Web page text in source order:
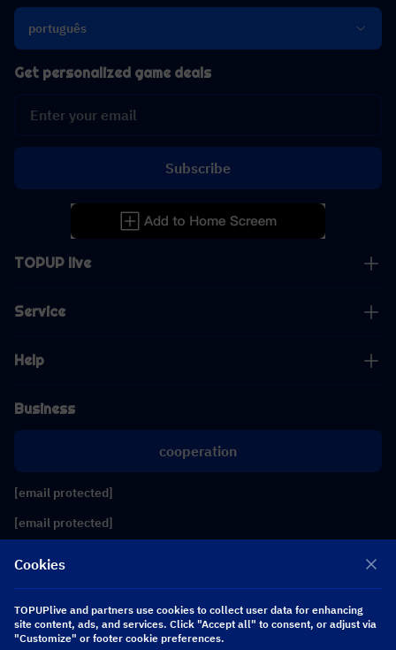
português
TOPUP live
Service
Help
Business
cooperation
[email protected]
[email protected]
Get personalized game deals
Subscribe
Follow us
Copyright 2026 SEA WHALE TECHNOLOGY PTE.LTD. All Rights Reserved.
Cookies
TOPUPlive and partners use cookies to collect user data for enhancing
site content, ads, and services. Click "Accept all" to consent, or adjust via
"Customize" or footer cookie preferences.